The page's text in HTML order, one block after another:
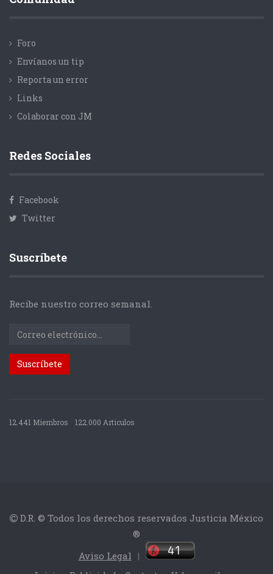
Foro
Envíanos un tip
Reporta un error
Links
Colaborar con JM
Redes Sociales
Facebook
Twitter
Suscríbete
Recibe nuestro correo semanal.
12.441 Miembros 122.000 Articulos
D.R. © Todos los derechos reservados Justicia México
®
Aviso Legal |